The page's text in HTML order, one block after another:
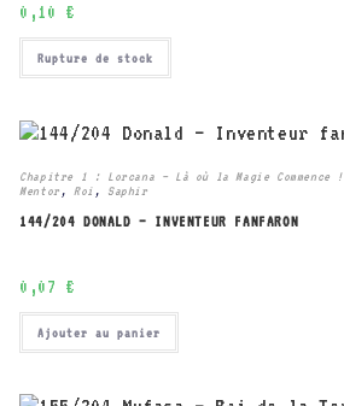
0,10 €
Rupture de stock
Chapitre 1 : Lorcana – Là où la Magie Commence !
Mentor , Roi , Saphir
144/204 DONALD – INVENTEUR FANFARON
0,07 €
Ajouter au panier